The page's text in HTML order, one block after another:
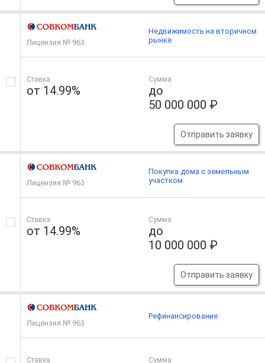
Лицензия № 963
Ставка
от 14.99%
Сумма
до
50 000 000 ₽
Отправить заявку
Недвижимость на вторичном
рынке
Лицензия № 963
Ставка
от 14.99%
Сумма
до
10 000 000 ₽
Отправить заявку
Покупка дома с земельным
участком
Лицензия № 963
Ставка Сумма
Рефинансирование